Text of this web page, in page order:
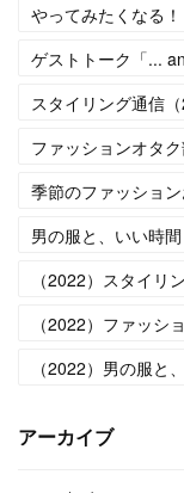
やってみたくなる
ゲストトーク「...
スタイリング通信（
ファッションオタク
季節のファッショ
男の服と、いい時間
（2022）スタイリ
（2022）ファッシ
（2022）男の服と
アーカイブ